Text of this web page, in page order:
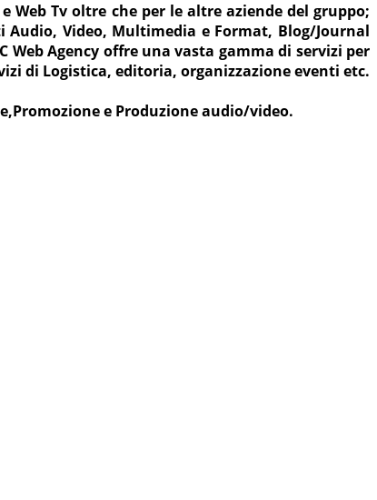
Tv oltre che per le altre aziende del gruppo;
Video, Multimedia e Format, Blog/Journal
Agency offre una vasta gamma di servizi per
di Logistica, editoria, organizzazione eventi etc.
e Produzione audio/video.